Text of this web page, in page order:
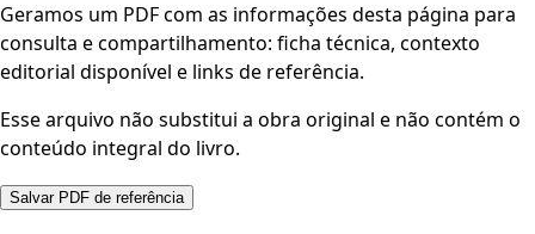
Geramos um PDF com as informações desta página para
consulta e compartilhamento: ficha técnica, contexto
editorial disponível e links de referência.
Esse arquivo não substitui a obra original e não contém o
conteúdo integral do livro.
Salvar PDF de referência